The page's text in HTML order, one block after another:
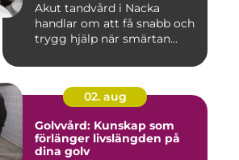
Akut tandvård i Nacka
handlar om att få snabb och
trygg hjälp när smärtan...
02. aug
Golvvård: Kunskap som
förlänger livslängden på
dina golv